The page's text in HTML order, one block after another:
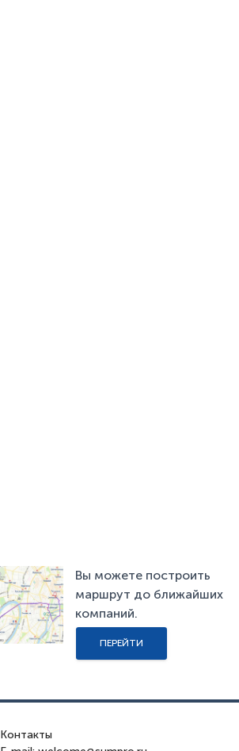
Вы можете построить
маршрут до ближайших
компаний.
ПЕРЕЙТИ
Контакты